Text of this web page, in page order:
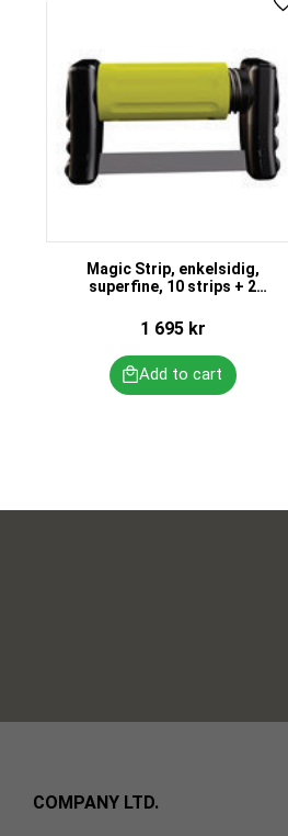
Magic Strip, enkelsidig,
superfine, 10 strips + 2
1 695kr
COMPANY LTD.